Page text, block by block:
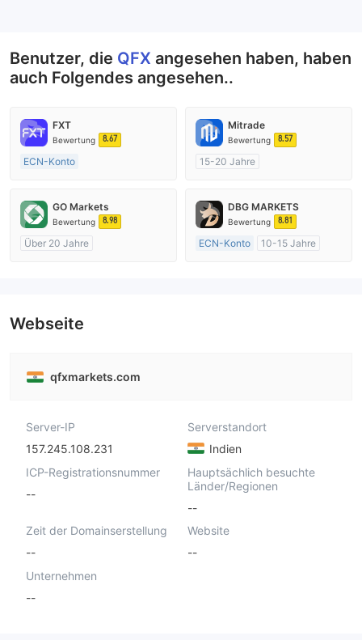
Benutzer, die QFX angesehen haben, haben
auch Folgendes angesehen..
FXT
Bewertung 8.67
ECN-Konto
AustralienRegulierung
Market Making (MM)
MT4-Volllizenz
Mitrade
Bewertung 8.57
15-20 Jahre
Market Making (MM)
Selbstforschung
GO Markets
Bewertung 8.98
Über 20 Jahre
DBG MARKETS
Bewertung 8.81
ECN-Konto
10-15 Jahre
Webseite
qfxmarkets.com
Server-IP
157.245.108.231
Serverstandort
Indien
ICP-Registrationsnummer
--
Hauptsächlich besuchte
Länder/Regionen
--
Zeit der Domainserstellung
--
Website
--
Unternehmen
--